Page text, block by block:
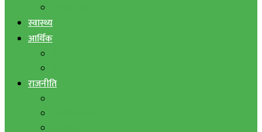
स्वास्थ्य
आर्थिक
राजनीति